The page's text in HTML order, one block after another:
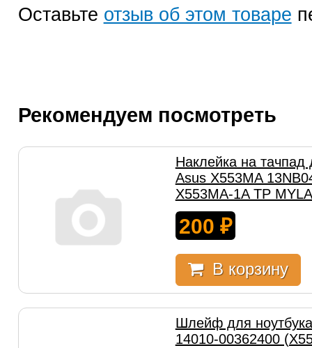
Оставьте отзыв об этом товаре
Рекомендуем посмотреть
Наклейка на тачпад
Asus X553MA
X553MA-1A TP
200 ₽
В корзину
Шлейф для
14010-00362400